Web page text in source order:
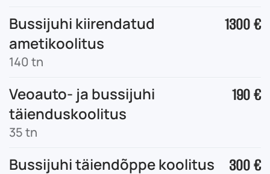
Bussijuhi kiirendatud
ametikoolitus
140 tn
1300 €
Veoauto- ja bussijuhi
täienduskoolitus
35 tn
190 €
Bussijuhi täiendõppe koolitus 300 €